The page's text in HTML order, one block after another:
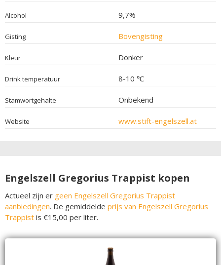
Alcohol 9,7%
Gisting Bovengisting
Kleur Donker
Drink temperatuur 8-10 ℃
Stamwortgehalte Onbekend
Website www.stift-engelszell.at
Engelszell Gregorius Trappist kopen
Actueel zijn er geen Engelszell Gregorius Trappist
aanbiedingen. De gemiddelde prijs van Engelszell Gregorius
Trappist is €15,00 per liter.